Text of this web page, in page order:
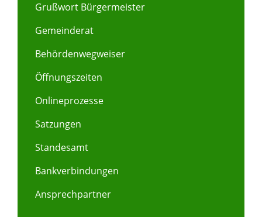
Grußwort Bürgermeister
Gemeinderat
Behördenwegweiser
Öffnungszeiten
Onlineprozesse
Satzungen
Standesamt
Bankverbindungen
Ansprechpartner